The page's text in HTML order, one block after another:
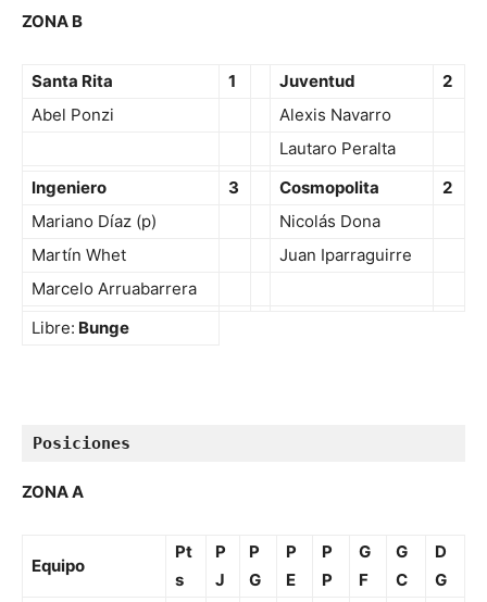
ZONA B
Santa Rita 1 Juventud
2
Abel Ponzi
Alexis Navarro
Lautaro Peralta
Ingeniero
3 Cosmopolita
2
Mariano Díaz (p)
Nicolás Dona
Martín Whet
Juan Iparraguirre
Marcelo Arruabarrera
Libre: Bunge
Posiciones
ZONA A
Equipo
Pt
s
P
J
P
G
P
E
P
P
G
F
G
C
D
G